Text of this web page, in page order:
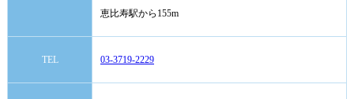
恵比寿駅から155m
TEL 03-3719-2229